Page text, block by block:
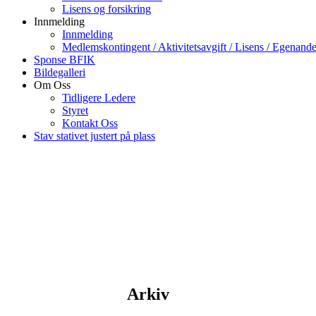
Lisens og forsikring
Innmelding
Innmelding
Medlemskontingent / Aktivitetsavgift / Lisens /
Sponse BFIK
Bildegalleri
Om Oss
Tidligere Ledere
Styret
Kontakt Oss
Stav stativet justert på plass
Arkiv